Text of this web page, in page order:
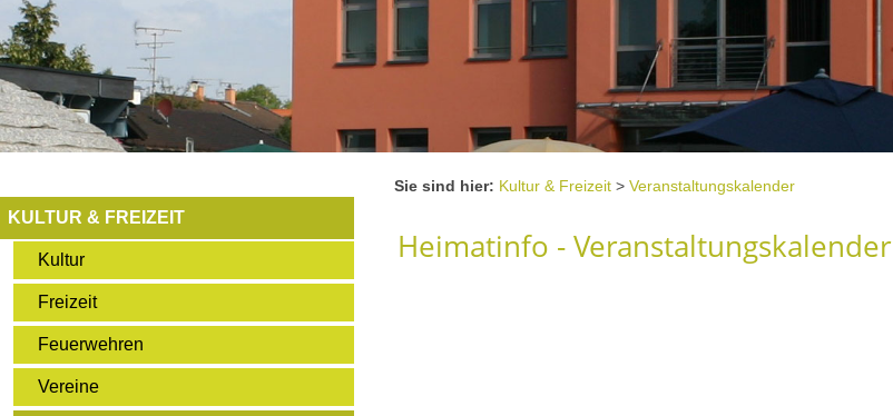
KULTUR & FREIZEIT
Kultur
Freizeit
Feuerwehren
Vereine
Sie sind hier: Kultur & Freizeit > Veranstaltungskalender
Heimatinfo - Veranstaltungskalender